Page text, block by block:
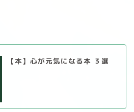
【本】心が元気になる本 ３選